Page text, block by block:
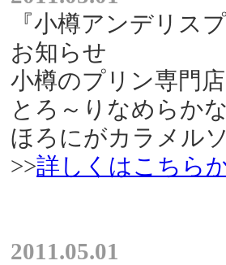
『小樽アンデリス
お知らせ
小樽のプリン専門
とろ～りなめらか
ほろにがカラメル
>>詳しくはこちら
2011.05.01